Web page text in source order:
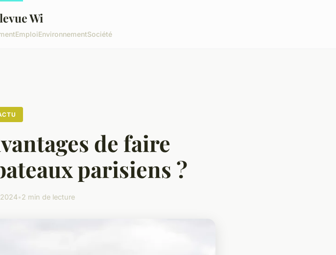
Wi
EmploiEnvironnementSociété
de faire
parisiens ?
•2 min de lecture